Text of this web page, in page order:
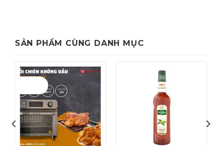
SẢN PHẨM CÙNG DANH MỤC
Giảm giá!